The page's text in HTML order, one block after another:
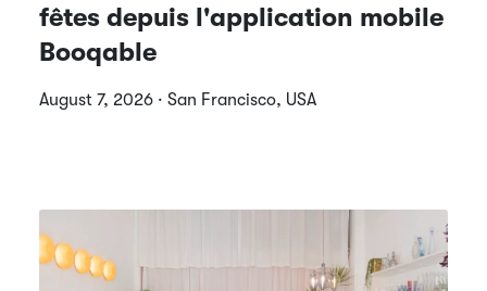
fêtes depuis l'application mobile
Booqable
August 7, 2026 · San Francisco, USA